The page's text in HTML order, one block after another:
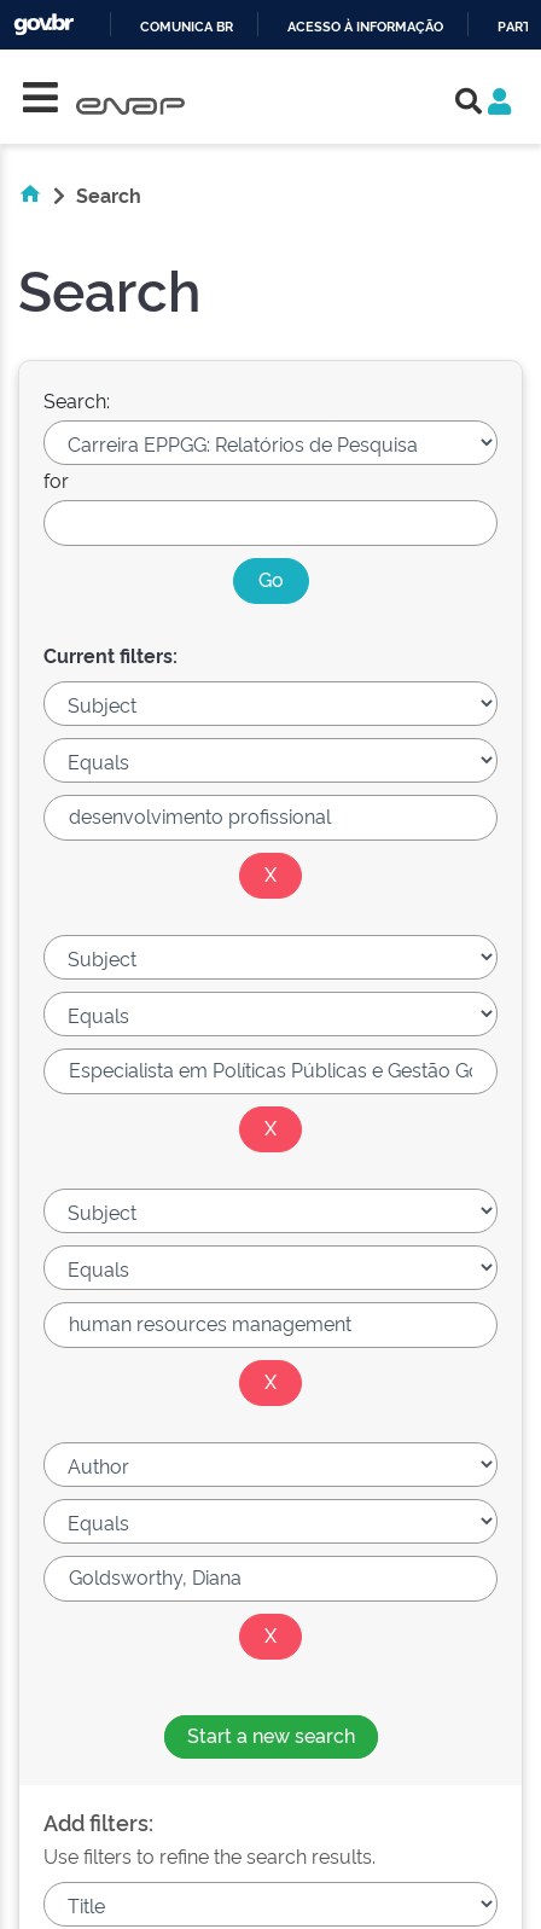
COMUNICA BR ACESSO À INFORMAÇÃO
Search
Search
Search:
for
Current filters:
Start a new search
Add filters:
Use filters to refine the search results.